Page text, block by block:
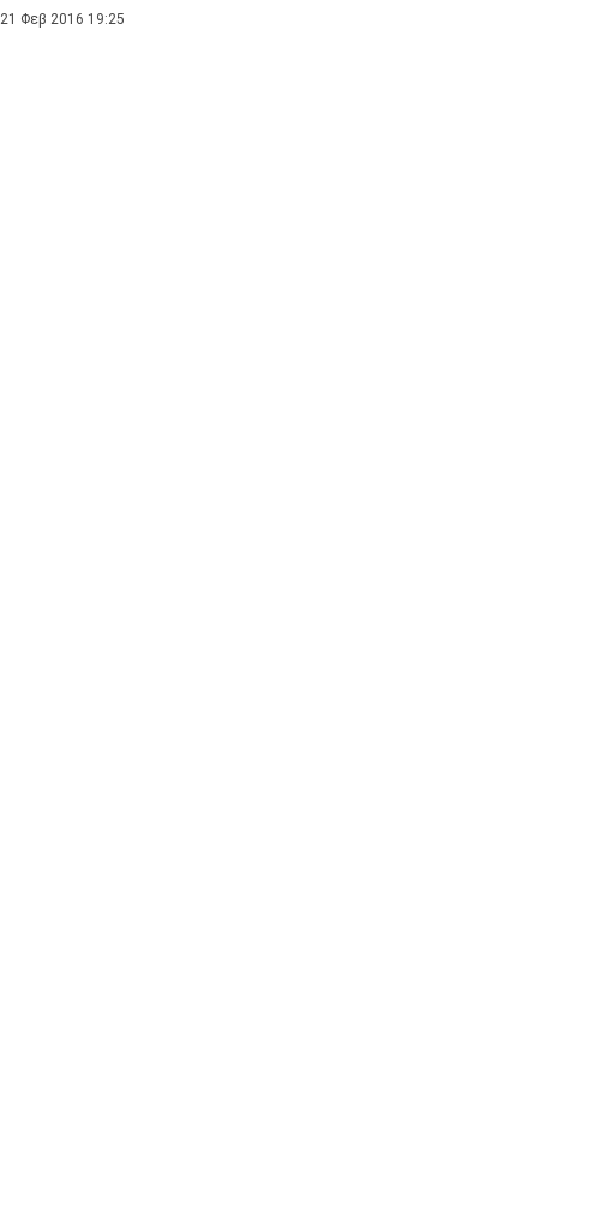
21 Φεβ 2016 19:25